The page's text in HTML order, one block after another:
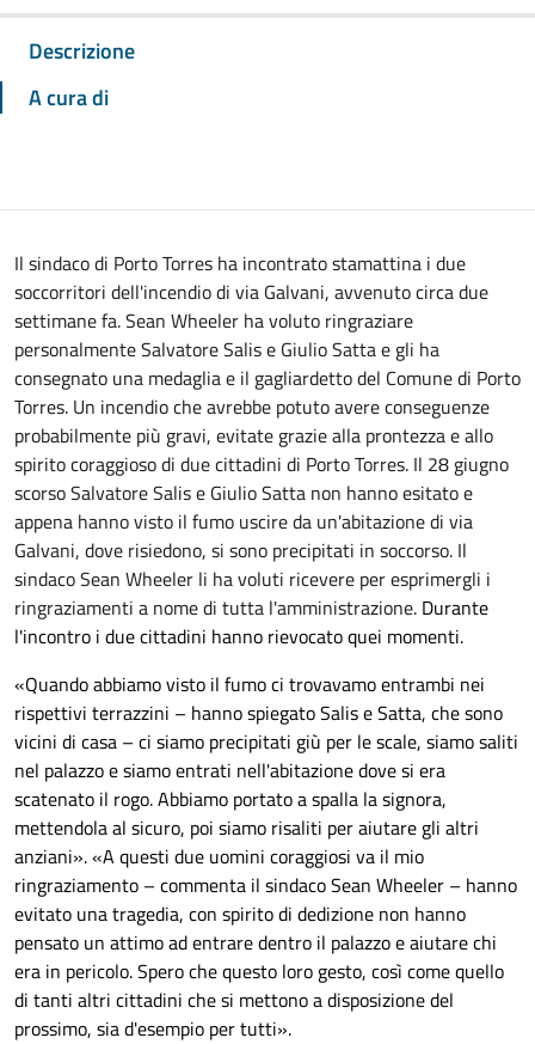
Descrizione
A cura di
Il sindaco di Porto Torres ha incontrato stamattina i due
soccorritori dell'incendio di via Galvani, avvenuto circa due
settimane fa. Sean Wheeler ha voluto ringraziare
personalmente Salvatore Salis e Giulio Satta e gli ha
consegnato una medaglia e il gagliardetto del Comune di Porto
Torres. Un incendio che avrebbe potuto avere conseguenze
probabilmente più gravi, evitate grazie alla prontezza e allo
spirito coraggioso di due cittadini di Porto Torres. Il 28 giugno
scorso Salvatore Salis e Giulio Satta non hanno esitato e
appena hanno visto il fumo uscire da un'abitazione di via
Galvani, dove risiedono, si sono precipitati in soccorso. Il
sindaco Sean Wheeler li ha voluti ricevere per esprimergli i
ringraziamenti a nome di tutta l'amministrazione. Durante
l'incontro i due cittadini hanno rievocatoquei momenti.
«Quando abbiamo visto il fumo ci trovavamo entrambi nei
rispettivi terrazzini – hanno spiegato Salis e Satta, che sono
vicini di casa – ci siamo precipitati giù per le scale, siamo saliti
nel palazzoe siamo entrati nell'abitazione dove si era
scatenato il rogo. Abbiamo portato a spalla la signora,
mettendola al sicuro, poi siamo risaliti per aiutare gli altri
anziani».«A questi due uomini coraggiosi va il mio
ringraziamento – commenta il sindaco Sean Wheeler – hanno
evitato una tragedia, con spirito di dedizione non hanno
pensato un attimo ad entrare dentro il palazzo e aiutare chi
era in pericolo. Spero che questo loro gesto, così come quello
di tanti altri cittadini che si mettono a disposizione del
prossimo, sia d'esempio per tutti».